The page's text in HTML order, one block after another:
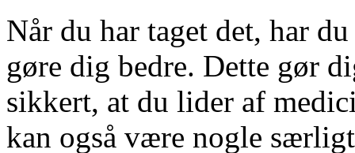
Når du har taget det, har
gøre dig bedre. Dette gør
sikkert, at du lider af
kan også være nogle